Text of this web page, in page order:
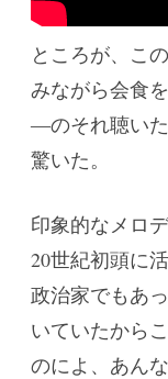
ところが、こ
みながら会食
―のそれ聴い
驚いた。
印象的なメロ
20世紀初頭に
政治家でもあ
いていたから
のによ、あん